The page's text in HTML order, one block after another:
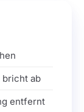
bricht ab
entfernt